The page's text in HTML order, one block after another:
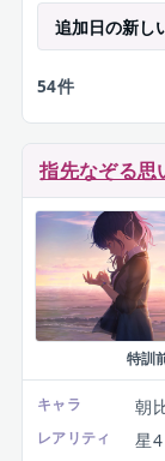
54件
指先なぞる思
特訓
キャラ 朝
レアリティ 星4